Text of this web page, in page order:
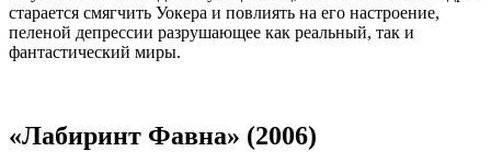
старается смягчить Уокера и повлиять на его настроение,
пеленой депрессии разрушающее как реальный, так и
фантастический миры.
«Лабиринт Фавна» (2006)